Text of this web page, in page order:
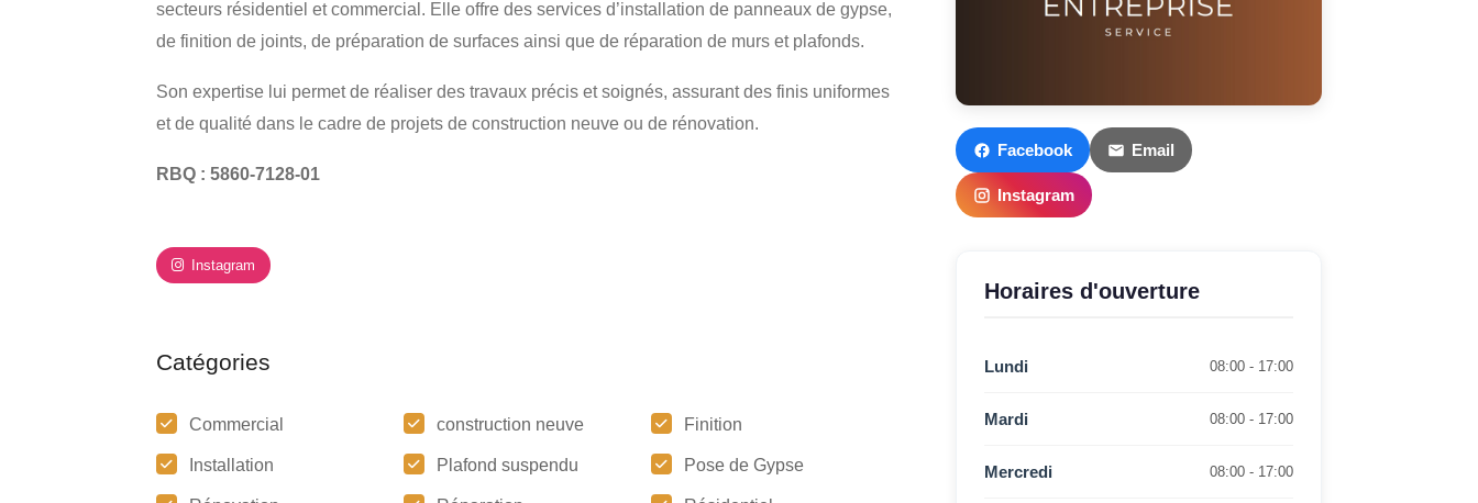
secteurs résidentiel et commercial. Elle offre des services d’installation de panneaux de gypse,
de finition de joints, de préparation de surfaces ainsi que de réparation de murs et plafonds.
Son expertise lui permet de réaliser des travaux précis et soignés, assurant des finis uniformes
et de qualité dans le cadre de projets de construction neuve ou de rénovation.
RBQ : 5860-7128-01
Instagram
Catégories
Commercial construction neuve Finition
Installation Plafond suspendu Pose de Gypse
Facebook Email
Instagram
Horaires d'ouverture
Lundi 08:00 - 17:00
Mardi 08:00 - 17:00
Mercredi 08:00 - 17:00